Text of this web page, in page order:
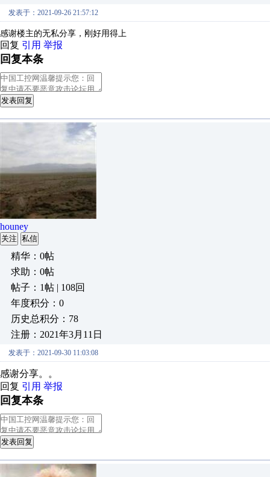
发表于：2021-09-26 21:57:12
感谢楼主的无私分享，刚好用得上
回复 引用 举报
回复本条
发表回复
houney
关注 私信
精华：0帖
求助：0帖
帖子：1帖 | 108回
年度积分：0
历史总积分：78
注册：2021年3月11日
发表于：2021-09-30 11:03:08
感谢分享。。
回复 引用 举报
回复本条
发表回复